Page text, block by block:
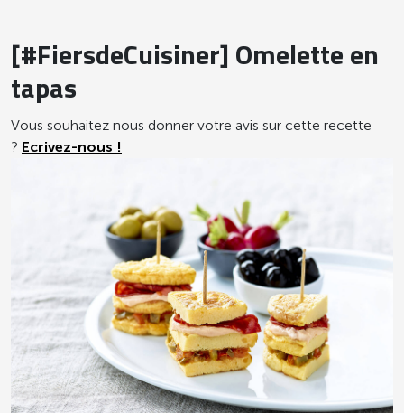
[#FiersdeCuisiner] Omelette en
tapas
Vous souhaitez nous donner votre avis sur cette recette
? Ecrivez-nous !